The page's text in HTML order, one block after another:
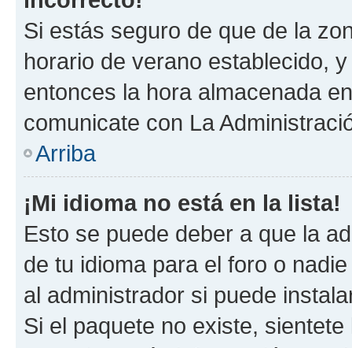
Si estás seguro de que de la
horario de verano establecido,
entonces la hora almacenada
comunicate con La
Arriba
¡Mi idioma no está en la lista!
Esto se puede deber a que la
de tu idioma para el foro o
al administrador si puede
Si el paquete no existe,